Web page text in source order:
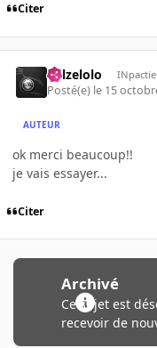
Citer
killzelolo
Posté(e) le 15
AUTEUR
ok merci beaucoup!!
je vais essayer...
Citer
Archivé
Ce sujet est
recevoir de